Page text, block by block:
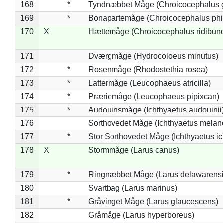
168
*
Tyndnæbbet Måge (Chroicocephalus
169
*
Bonapartemåge (Chroicocephalus
170
X Hættemåge (Chroicocephalus
171
Dværgmåge (Hydrocoloeus minutus)
172
*
Rosenmåge (Rhodostethia rosea)
173
*
Lattermåge (Leucophaeus atricilla)
174
*
Præriemåge (Leucophaeus pipixcan)
175
*
Audouinsmåge (Ichthyaetus
176
Sorthovedet Måge (Ichthyaetus
177
*
Stor Sorthovedet Måge (Ichthyaetus
178
X Stormmåge (Larus canus)
179 *
Ringnæbbet Måge (Larus
180
Svartbag (Larus marinus)
181
*
Gråvinget Måge (Larus glaucescens)
182
Gråmåge (Larus hyperboreus)